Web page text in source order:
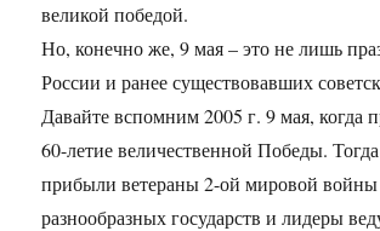
великой победой.
Но, конечно же, 9 мая – это не лишь
России и ранее существовавших
Давайте вспомним 2005 г. 9 мая, когда
60-летие величественной Победы.
прибыли ветераны 2-ой мировой войны
разнообразных государств и лидеры